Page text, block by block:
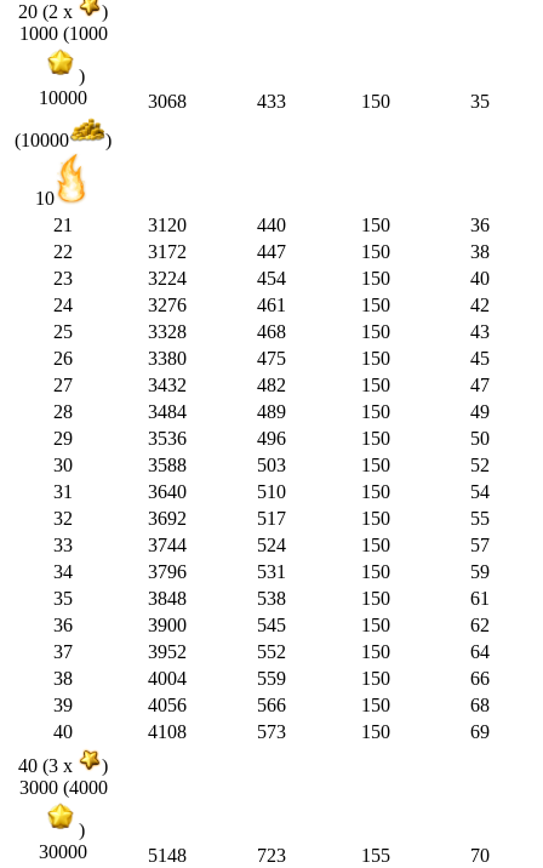
20 (2 x
)
1000 (1000
)
10000
(10000 )
10
3068 433 150 35
21 3120 440 150
36
22
3172 447 150
38
23
3224 454 150
40
24
3276 461 150
42
25
3328 468 150
43
26
3380 475 150
45
27
3432 482 150
47
28
3484 489 150
49
29
3536 496 150
50
30
3588 503 150
52
31
3640 510 150
54
32
3692 517 150
55
33
3744 524 150
57
34
3796 531 150
59
35
3848 538 150
61
36
3900 545 150
62
37
3952 552 150
64
38
4004 559 150
66
39
4056 566 150
68
40
4108 573 150
69
40 (3 x
)
3000 (4000
)
30000
5148 723 155 70